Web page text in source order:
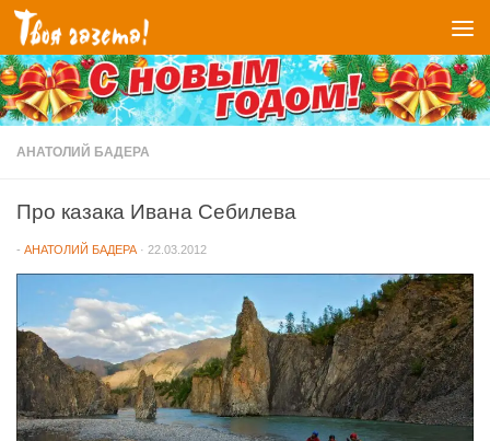
Перейти к содержимому
АНАТОЛИЙ БАДЕРА
Про казака Ивана Себилева
- АНАТОЛИЙ БАДЕРА · 22.03.2012